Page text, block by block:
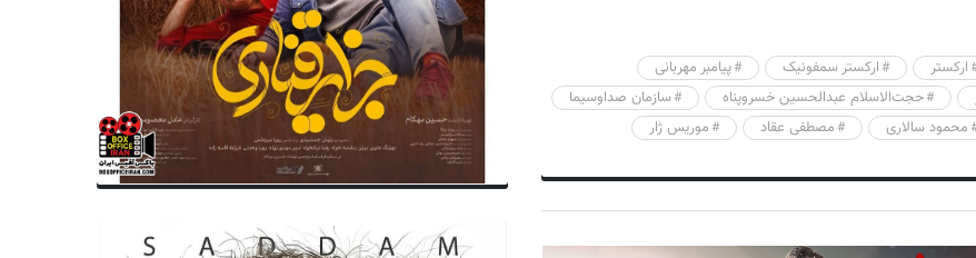
ارکستر ارکستر سمفونیک
پیامبر مهربانی
حجت‌الاسلام عبدالحسین خسروپناه
سازمان صداوسیما
محمود سالاری مصطفی عقاد
موریس ژار